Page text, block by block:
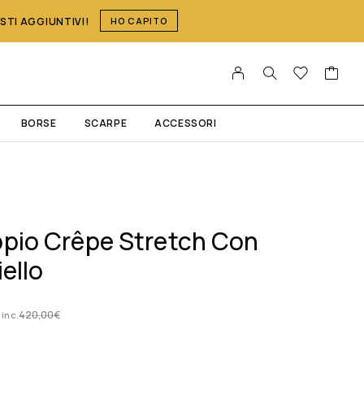
AGGIUNTIVI! HO CAPITO
BORSE SCARPE ACCESSORI
Crêpe Stretch Con
420,00€
inc.